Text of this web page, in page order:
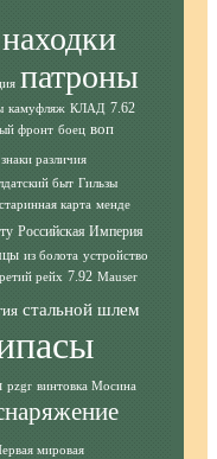
находки
патроны
камуфляж КЛАД 7.62
фронт боец воп
знаки различия
быт Гильзы
старинная карта менде
Российская Империя
из болота устройство
рейх 7.92 Mauser
стальной шлем
pzgr винтовка Мосина
мировая